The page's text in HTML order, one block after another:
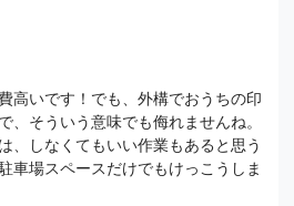
高いです！でも、外構でおうちの印
、そういう意味でも侮れませんね。
、しなくてもいい作業もあると思う
車場スペースだけでもけっこうしま